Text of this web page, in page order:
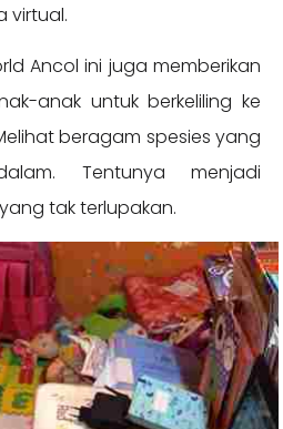
virtual.
Ancol ini juga memberikan
anak untuk berkeliling ke
beragam spesies yang
Tentunya menjadi
tak terlupakan.